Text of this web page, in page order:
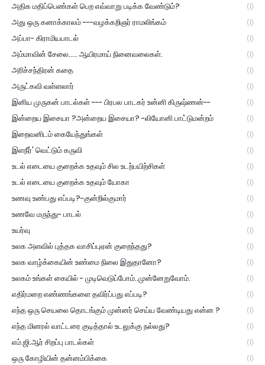
அதிக மதிப்பெண்கள் பெற எவ்வாறு படிக்க வேண்டும்? (1)
அது ஒரு கனாக்காலம் ---வழக்கறிஞர் ராமலிங்கம் (1)
அப்பா- கிராமியபாடல் (1)
அம்மாவின் சேலை..... ஆயிரமாய் நினைவலைகள். (1)
அரிச்சந்திரன் கதை (1)
அருட்கவி வள்ளலார் (1)
இனிய முருகன் பாடல்கள் --- பிரபல பாடகர் உன்னி கிருஷ்ணன்-- (1)
இன்றைய இசையா ?அன்றைய இசையா? -லியோனி பாட்டுமன்றம் (1)
இறைவனிடம் கையேந்துங்கள் (1)
இளநீர்' வெட்டும் கருவி (1)
உடல் எடையை குறைக்க உதவும் சில உடற்பயிற்சிகள் (1)
உடல் எடையை குறைக்க உதவும் யோகா (1)
உணவு உண்பது எப்படி?-குன்றில்குமார் (1)
உணவே மருந்து- பாடல் (1)
உயர்வு (1)
உலக அளவில் புத்தக வாசிப்புஏன் குறைந்தது? (1)
உலக வாழ்க்கையின் உண்மை நிலை இதுதானோ? (1)
உலகம் உங்கள் கையில் - முடிவெடுப்போம்..முன்னேறுவோம். (1)
எதிர்மறை எண்ணங்களை தவிர்ப்பது எப்படி? (1)
எந்த ஒரு செயலை தொடங்கும் முன்னர் செய்ய வேண்டியது என்ன ? (1)
எந்த மினரல் வாட்டரை குடித்தால் உடலுக்கு நல்லது? (1)
எம்.ஜி.ஆர் சிறப்பு பாடல்கள் (1)
ஒரு கோழியின் தன்னம்பிக்கை (1)